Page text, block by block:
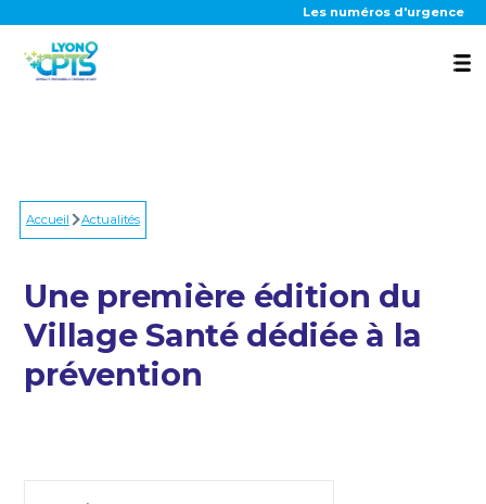
Les numéros d'urgence
Nos actions
Outils patients
Accueil Actualités
Une première édition du
Village Santé dédiée à la
prévention